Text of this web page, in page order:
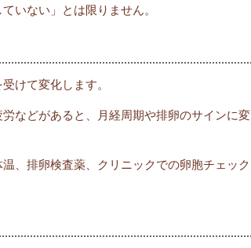
いない」とは限りません。
けて変化します。
などがあると、月経周期や排卵のサインに変
、排卵検査薬、クリニックでの卵胞チェック